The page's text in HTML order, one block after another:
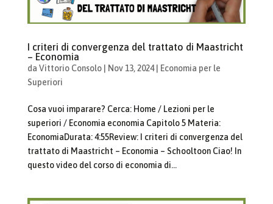
I criteri di convergenza del trattato di Maastricht
– Economia
da Vittorio Consolo| Nov 13, 2024|
Economia per le
Superiori
Cosa vuoi imparare? Cerca: Home / Lezioni per le
superiori / Economia economia Capitolo 5 Materia:
EconomiaDurata: 4:55Review: I criteri di convergenza del
trattato di Maastricht – Economia – Schooltoon Ciao! In
questo video del corso di economia di...